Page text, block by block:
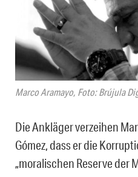
Marco Aramayo, Foto: Brújula
Die Ankläger verzeihen
Gómez, dass er die
„moralischen Reserve der